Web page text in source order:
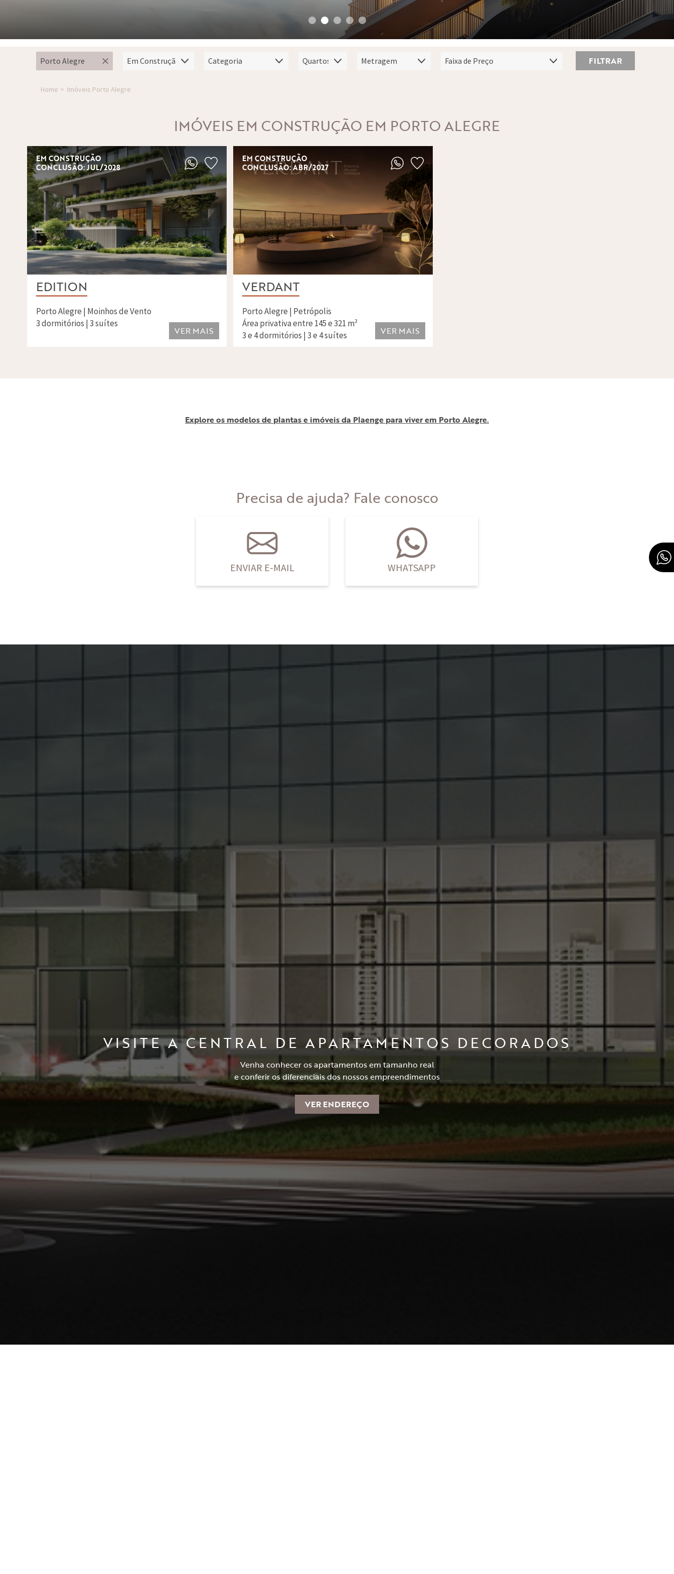
FILTRAR
Home Imóveis Porto Alegre
IMÓVEIS EM CONSTRUÇÃO EM PORTO ALEGRE
EM CONSTRUÇÃO
CONCLUSÃO: JUL/2028
EDITION
Porto Alegre | Moinhos de Vento
3 dormitórios | 3 suítes
VER MAIS
EM CONSTRUÇÃO
CONCLUSÃO: ABR/2027
VERDANT
Porto Alegre | Petrópolis
Área privativa entre 145 e 321 m²
3 e 4 dormitórios | 3 e 4 suítes
VER MAIS
Explore os modelos de plantas e imóveis da Plaenge para viver em Porto Alegre.
Precisa de ajuda? Fale conosco
ENVIAR E-MAIL WHATSAPP
VISITE A CENTRAL DE APARTAMENTOS DECORADOS
Venha conhecer os apartamentos em tamanho real
e conferir os diferenciais dos nossos empreendimentos
VER ENDEREÇO